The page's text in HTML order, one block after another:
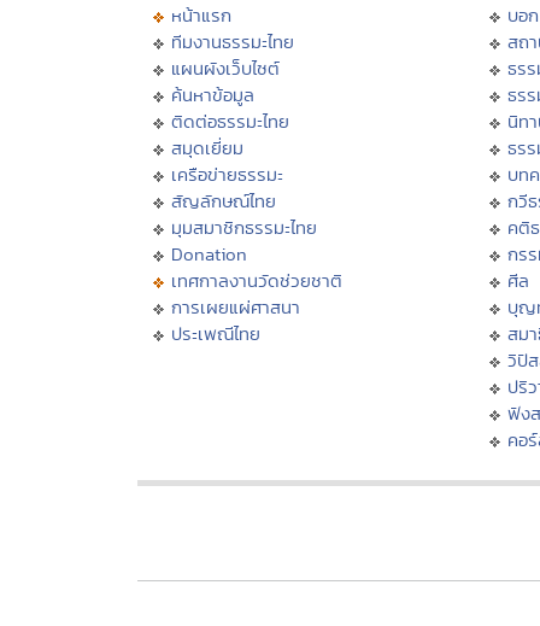
หน้าแรก
ทีมงานธรรมะไทย
แผนผังเว็บไซต์
ค้นหาข้อมูล
ติดต่อธรรมะไทย
สมุดเยี่ยม
เครือข่ายธรรมะ
สัญลักษณ์ไทย
มุมสมาชิกธรรมะไทย
Donation
เทศกาลงานวัดช่วยชาติ
การเผยแผ่ศาสนา
ประเพณีไทย
บอ
สถ
ธร
ธร
นิท
ธร
บท
กวี
คติ
กร
ศีล
บุญ
สม
วิปั
ปริ
ฟัง
คอ